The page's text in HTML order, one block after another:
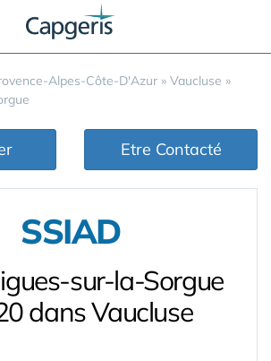
Alpes-Côte-D'Azur » Vaucluse »
Etre Contacté
SSIAD
sur-la-Sorgue
dans Vaucluse